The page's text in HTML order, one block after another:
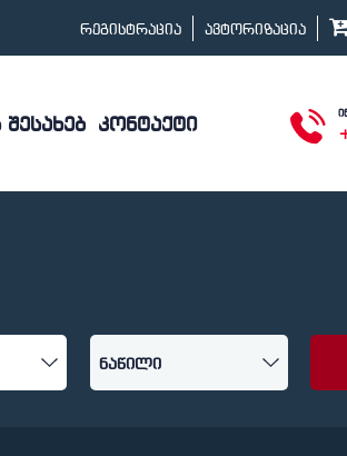
რეგისტრაცია ავტორიზაცია
შესახებ კონტაქტი